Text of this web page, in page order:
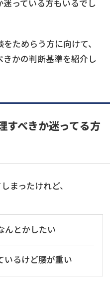
っている方もいるでし
ためらう方に向けて、
かの判断基準を紹介し
すべきか迷ってる方
まったけれど、
んとかしたい
いるけど腰が重い